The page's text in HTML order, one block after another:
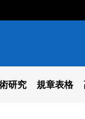
研究 規章表格